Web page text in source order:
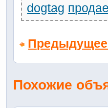
dogtag
Похожие